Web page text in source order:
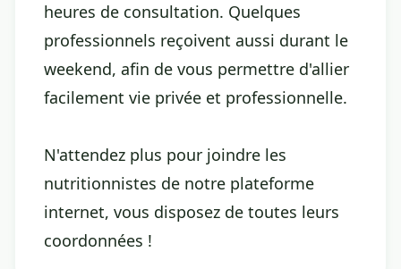
heures de consultation. Quelques
professionnels reçoivent aussi durant le
weekend, afin de vous permettre d'allier
facilement vie privée et professionnelle.
N'attendez plus pour joindre les
nutritionnistes de notre plateforme
internet, vous disposez de toutes leurs
coordonnées !